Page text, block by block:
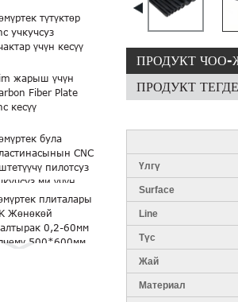
түтүктөр
учкучсуз
үчүн кесүү
жарыш үчүн
Fiber Plate
кесүү
була
CNC
пилотсуз
ми үчүн...
плиталары
Жөнөкөй
0,2-60мм
500*600мм
ПРОДУКТ
ПРОДУКТ
Үлгү
Surface
Line
Түс
Жай
Материал